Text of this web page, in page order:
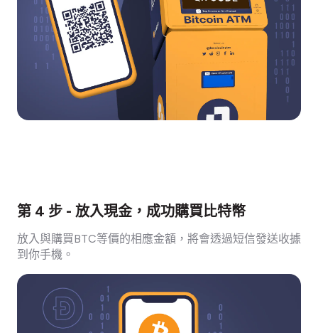
第 4 步 - 放入現金，成功購買比特幣
放入與購買BTC等價的相應金額，將會透過短信發送收據
到你手機。